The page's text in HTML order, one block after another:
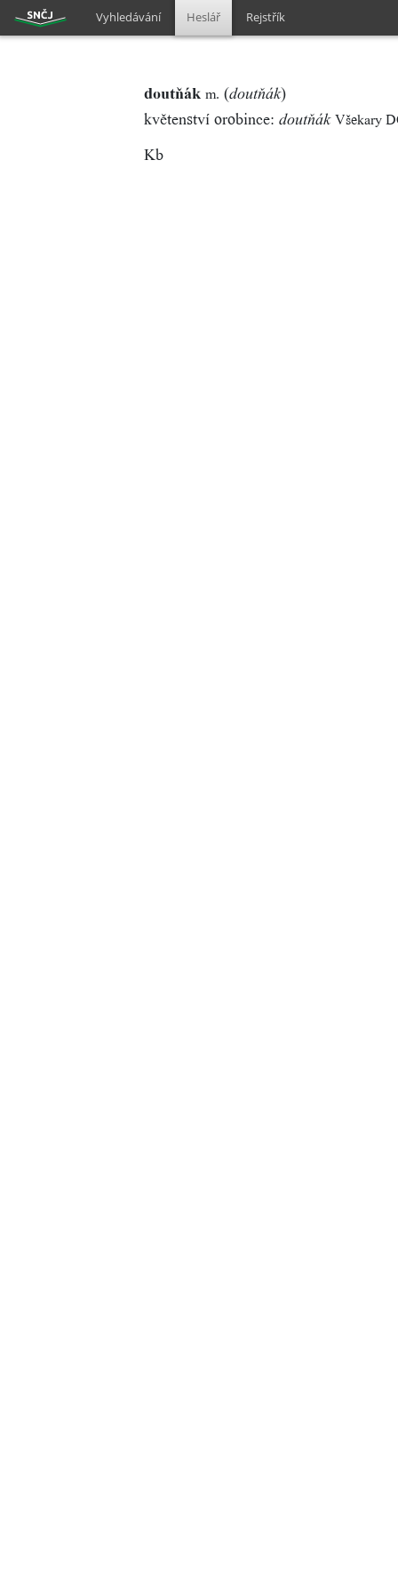
Vyhledávání Heslář Rejstřík
doutňák m. (doutňák)
květenství orobince: doutňák Všekary
Kb